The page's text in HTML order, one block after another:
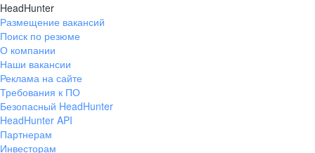
HeadHunter
Размещение вакансий
Поиск по резюме
О компании
Наши вакансии
Реклама на сайте
Требования к ПО
Безопасный HeadHunter
HeadHunter API
Партнерам
Инвесторам